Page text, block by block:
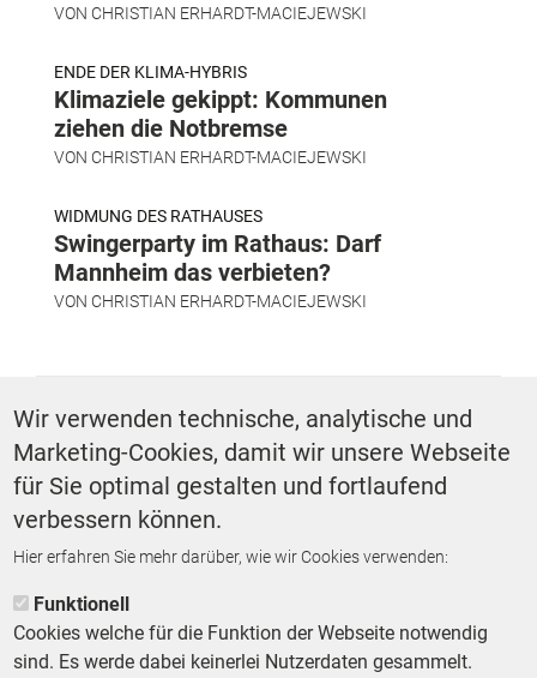
VON CHRISTIAN ERHARDT-MACIEJEWSKI
ENDE DER KLIMA-HYBRIS
Klimaziele gekippt: Kommunen
ziehen die Notbremse
VON CHRISTIAN ERHARDT-MACIEJEWSKI
WIDMUNG DES RATHAUSES
Swingerparty im Rathaus: Darf
Mannheim das verbieten?
VON CHRISTIAN ERHARDT-MACIEJEWSKI
Recht Aktuell
ZURÜCK ZUR STARTSEITE
Wir verwenden technische, analytische und
Marketing-Cookies, damit wir unsere Webseite
für Sie optimal gestalten und fortlaufend
verbessern können.
Hier erfahren Sie mehr darüber, wie wir Cookies verwenden:
Funktionell
Cookies welche für die Funktion der Webseite notwendig
sind. Es werde dabei keinerlei Nutzerdaten gesammelt.